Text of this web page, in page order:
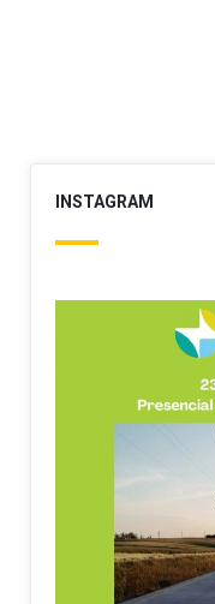
INSTAGRAM